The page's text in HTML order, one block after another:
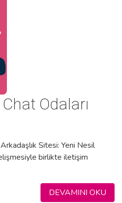
Odaları
Sitesi: Yeni Nesil
birlikte iletişim
DEVAMINI OKU